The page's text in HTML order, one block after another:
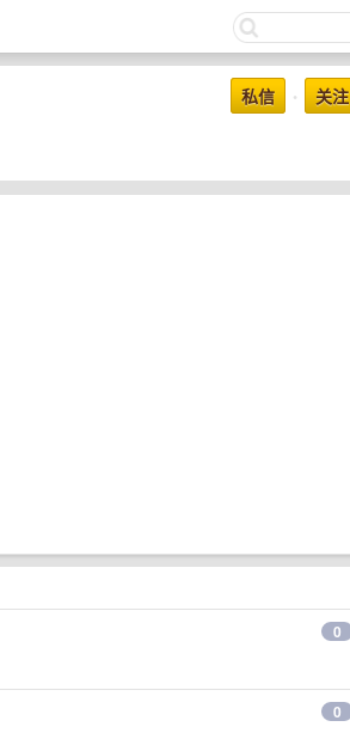
私信 • 关注
0
0